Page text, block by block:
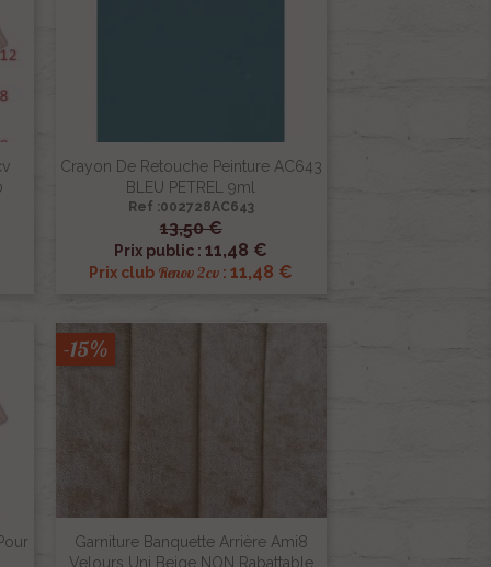
Crayon De Retouche Peinture AC643
BLEU PETREL 9ml
Ref :002728AC643
13,50 €
Prix public :11,48 €
Prix club Renov 2cv :11,48 €
 Aperçu rapide
Garniture Banquette Arrière Ami8
Velours Uni Beige NON Rabattable
-15%